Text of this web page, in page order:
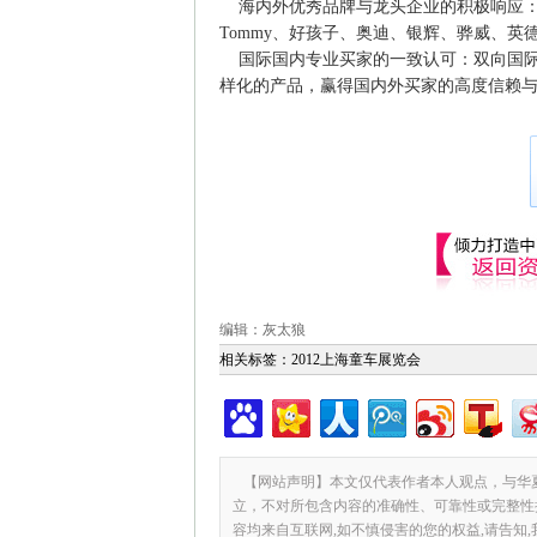
海内外优秀品牌与龙头企业的积极响应
Tommy、好孩子、奥迪、银辉、骅威、英
国际国内专业买家的一致认可：双向国
样化的产品，赢得国内外买家的高度信赖
编辑：灰太狼
相关标签： 2012上海童车展览会
【网站声明】本文仅代表作者本人观点，与
立，不对所包含内容的准确性、可靠性或完整
容均来自互联网,如不慎侵害的您的权益,请告知,